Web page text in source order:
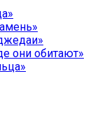
они обитают»